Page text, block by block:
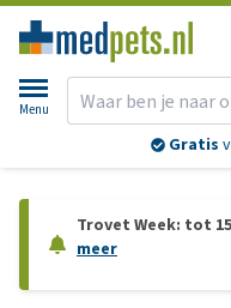
Menu
Gratis
Trovet Week: tot
meer